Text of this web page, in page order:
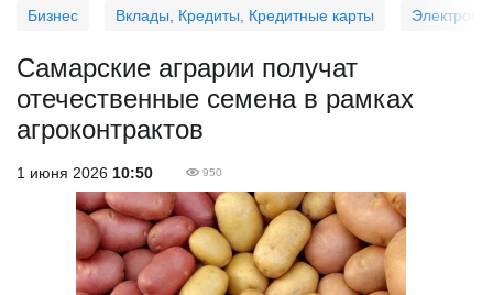
Бизнес Вклады, Кредиты, Кредитные карты
Самарские аграрии получат
отечественные семена в рамках
агроконтрактов
1 июня 2026 10:50 950